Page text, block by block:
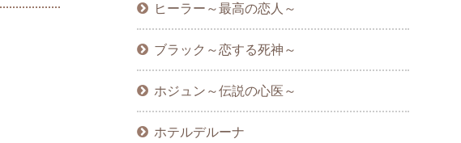
ヒーラー～最高の恋人～
ブラック～恋する死神～
ホジュン～伝説の心医～
ホテルデルーナ